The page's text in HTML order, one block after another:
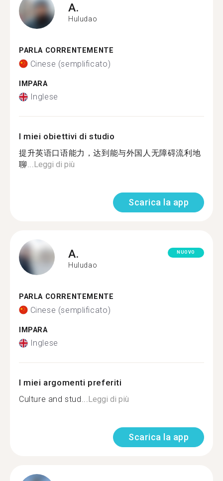
A.
Huludao
PARLA CORRENTEMENTE
Cinese (semplificato)
IMPARA
Inglese
I miei obiettivi di studio
提升英语口语能力，达到能与外国人无障碍流利地
聊...Leggi di più
Scarica la app
A.
Huludao
NUOVO
PARLA CORRENTEMENTE
Cinese (semplificato)
IMPARA
Inglese
I miei argomenti preferiti
Culture and stud...Leggi di più
Scarica la app